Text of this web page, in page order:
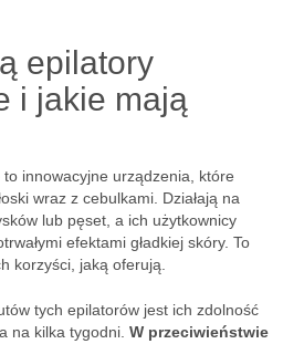
epilatory
i jakie mają
to innowacyjne urządzenia, które
wraz z cebulkami. Działają na
lub pęset, a ich użytkownicy
efektami gładkiej skóry. To
korzyści, jaką oferują.
tych epilatorów jest ich zdolność
na kilka tygodni. W przeciwieństwie